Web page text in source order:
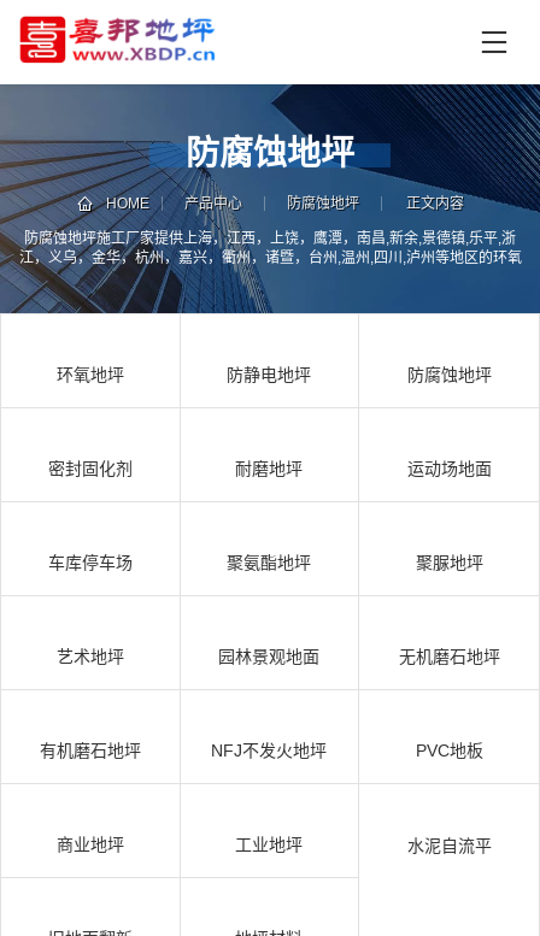
页
中
心
技
术
支
持
资
讯
中
例
咨
防腐蚀地坪
HOME 产品中心 防腐蚀地坪 正文内容
防腐蚀地坪施工厂家提供上海，江西，上饶，鹰潭，南昌,新余,景德镇,乐平,浙
江，义乌，金华，杭州，嘉兴，衢州，诸暨，台州,温州,四川,泸州等地区的环氧
地坪系列防腐树脂玻纤布地坪,防腐蚀地坪，环氧防腐玻纤布地坪，防腐蚀地面
处理厂家，环氧玻璃钢地坪，防腐蚀自流平地坪，防腐蚀积层地坪工程承包服
务。
环氧地坪 防静电地坪 防腐蚀地坪
密封固化剂 耐磨地坪 运动场地面
车库停车场 聚氨酯地坪 聚脲地坪
艺术地坪 园林景观地面 无机磨石地坪
有机磨石地坪 NFJ不发火地坪 PVC地板
商业地坪 工业地坪 水泥自流平